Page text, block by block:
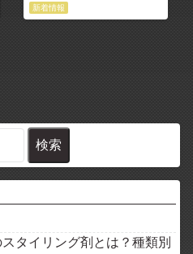
新着情報
タイリング剤とは？種類別